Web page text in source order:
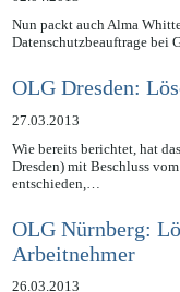
02.04.2013
Nun packt auch Alma
OLG Dresden:
27.03.2013
Wie bereits berichtet, hat
Dresden) mit Beschluss
OLG Nürnberg:
Arbeitnehmer